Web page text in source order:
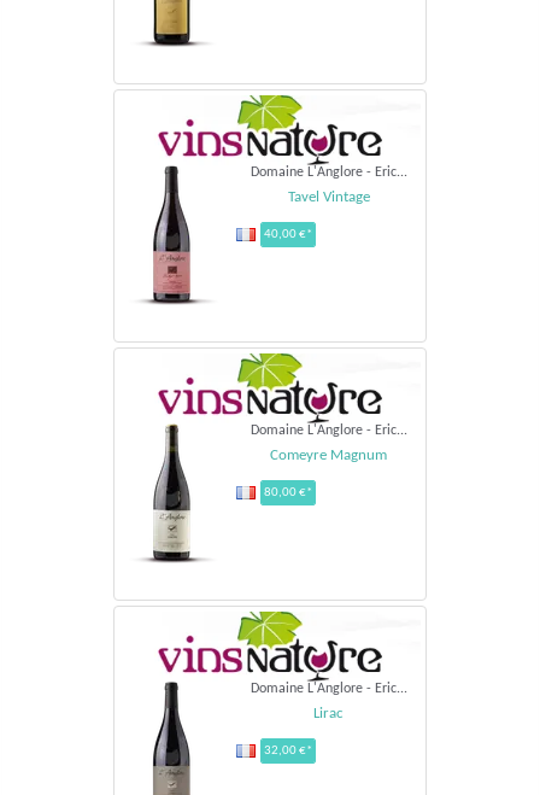
Domaine L'Anglore - Eric...
Tavel Vintage
40,00 €*
Domaine L'Anglore - Eric...
Comeyre Magnum
80,00 €*
Domaine L'Anglore - Eric...
Lirac
32,00 €*